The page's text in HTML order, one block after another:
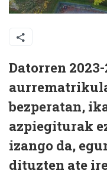
Datorren
bezperatan,
azpiegiturak
izango da,
dituzten ate